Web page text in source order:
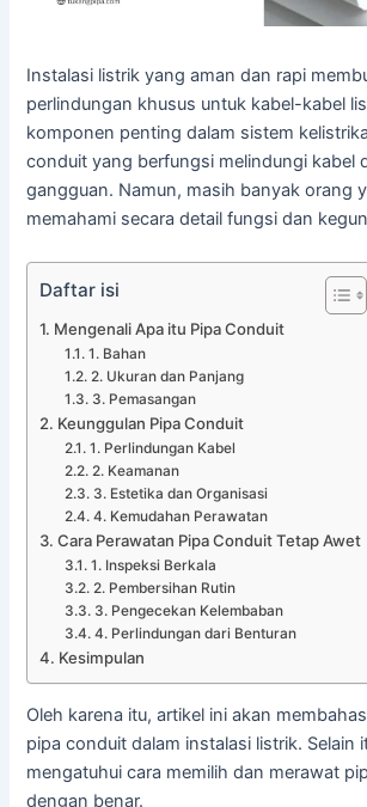
Instalasi listrik yang aman dan rapi
perlindungan khusus untuk kabel-kabel
komponen penting dalam sistem
conduit yang berfungsi melindungi kabel
gangguan. Namun, masih banyak orang
memahami secara detail fungsi dan
Daftar isi
Mengenali Apa itu Pipa Conduit
1. Bahan
2. Ukuran dan Panjang
3. Pemasangan
Keunggulan Pipa Conduit
1. Perlindungan Kabel
2. Keamanan
3. Estetika dan Organisasi
4. Kemudahan Perawatan
Cara Perawatan Pipa Conduit Tetap Awet
1. Inspeksi Berkala
2. Pembersihan Rutin
3. Pengecekan Kelembaban
4. Perlindungan dari Benturan
Kesimpulan
Oleh karena itu, artikel ini akan
pipa conduit dalam instalasi listrik. Selain
mengatuhui cara memilih dan merawat
dengan benar.